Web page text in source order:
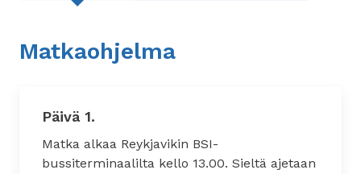
Matkaohjelma
Päivä 1.
Matka alkaa Reykjavikin BSI-
bussiterminaalilta kello 13.00. Sieltä ajetaan